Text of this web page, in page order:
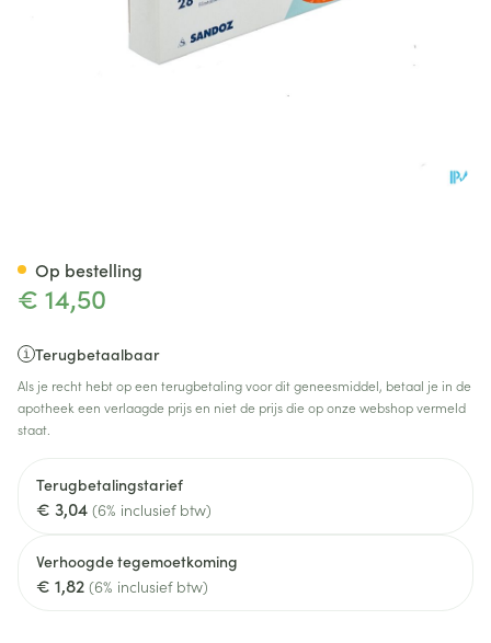
€ 14,50
Terugbetaalbaar
Als je recht hebt op een terugbetaling voor dit geneesmiddel, betaal je in de
apotheek een verlaagde prijs en niet de prijs die op onze webshop vermeld
staat.
Terugbetalingstarief
€ 3,04 (6% inclusief btw)
Verhoogde tegemoetkoming
€ 1,82 (6% inclusief btw)
Op bestelling